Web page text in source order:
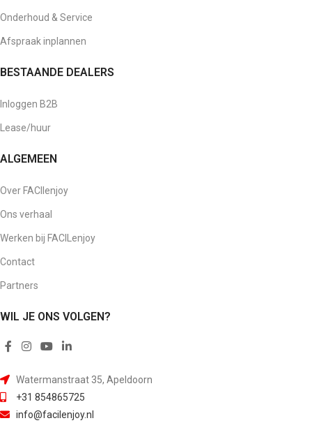
Onderhoud & Service
Afspraak inplannen
BESTAANDE DEALERS
Inloggen B2B
Lease/huur
ALGEMEEN
Over FACIlenjoy
Ons verhaal
Werken bij FACILenjoy
Contact
Partners
WIL JE ONS VOLGEN?
Watermanstraat 35, Apeldoorn
+31 854865725
info@facilenjoy.nl